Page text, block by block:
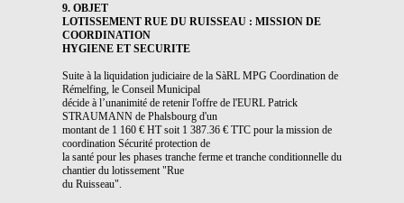
9. OBJET
LOTISSEMENT RUE DU RUISSEAU : MISSION DE
COORDINATION
HYGIENE ET SECURITE
Suite à la liquidation judiciaire de la SàRL MPG Coordination de
Rémelfing, le Conseil Municipal
décide à l’unanimité de retenir l'offre de l'EURL Patrick
STRAUMANN de Phalsbourg d'un
montant de 1 160 € HT soit 1 387.36 € TTC pour la mission de
coordination Sécurité protection de
la santé pour les phases tranche ferme et tranche conditionnelle du
chantier du lotissement "Rue
du Ruisseau".